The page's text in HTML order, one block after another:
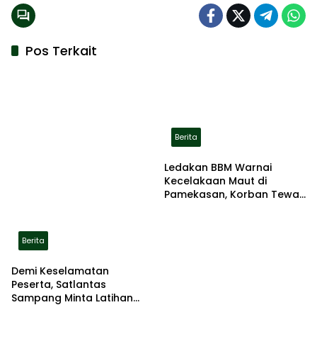
Pos Terkait
Berita
Demi Keselamatan
Peserta, Satlantas
Sampang Minta Latihan
Berita
Ledakan BBM Warnai
Kecelakaan Maut di
Pamekasan, Korban Tewas